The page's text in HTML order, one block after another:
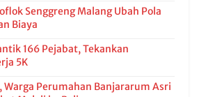
Senggreng Malang Ubah Pola
Biaya
166 Pejabat, Tekankan
5K
Warga Perumahan Banjararum Asri